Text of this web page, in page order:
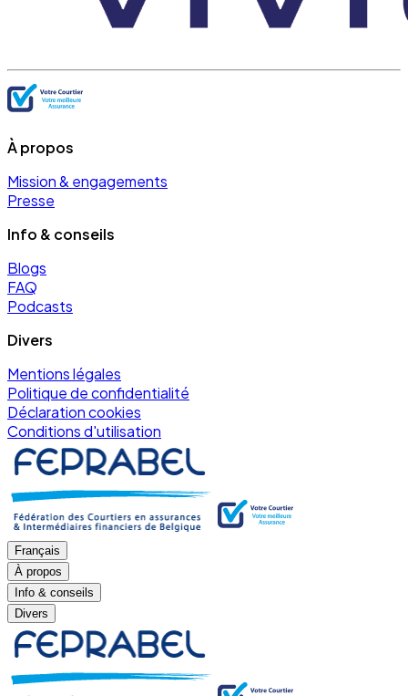
À propos
Mission & engagements
Presse
Info & conseils
Blogs
FAQ
Podcasts
Divers
Mentions légales
Politique de confidentialité
Déclaration cookies
Conditions d'utilisation
Français
À propos
Info & conseils
Divers